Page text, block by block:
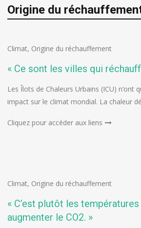
Origine du
Climat, Origine du réchauffement
« Ce sont les villes qui
Les Îlots de Chaleurs Urbains (ICU) n’ont
impact sur le climat mondial. La chaleur
Cliquez pour accéder aux liens
Climat, Origine du réchauffement
« C’est plutôt les
augmenter le CO2. »